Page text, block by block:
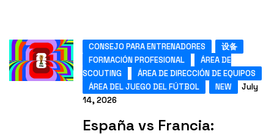
CONSEJO PARA ENTRENADORES
设备
FORMACIÓN PROFESIONAL
ÁREA DE
SCOUTING
ÁREA DE DIRECCIÓN DE EQUIPOS
ÁREA DEL JUEGO DEL FÚTBOL
NEW
July
14, 2026
España vs Francia: